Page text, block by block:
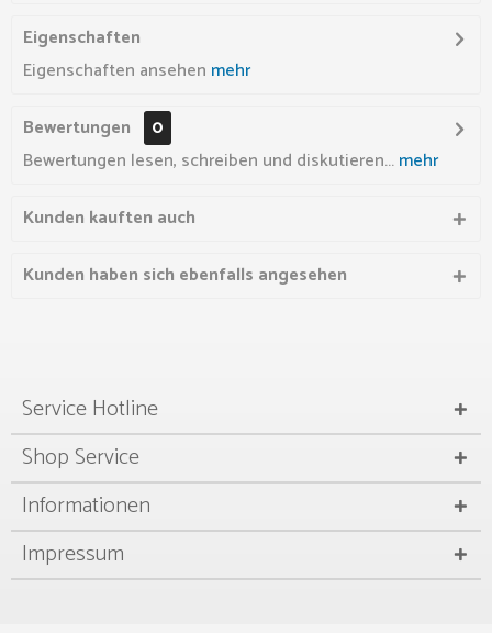
Eigenschaften
Eigenschaften ansehen mehr
Bewertungen
0
Bewertungen lesen, schreiben und diskutieren...mehr
Kunden kauften auch
Kunden haben sich ebenfalls angesehen
Service Hotline
Shop Service
Informationen
Impressum